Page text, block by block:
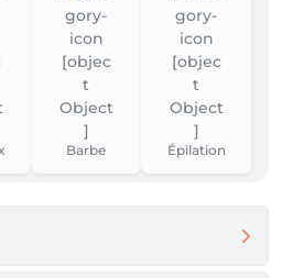
Barbe Épilation